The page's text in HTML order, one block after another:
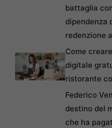
battaglia
dipendenza
redenzione
Come
digitale
ristorante
Federico
destino del
che ha